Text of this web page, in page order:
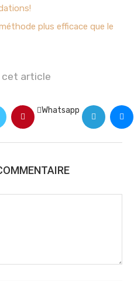
plus efficace que le
cet article
Whatsapp